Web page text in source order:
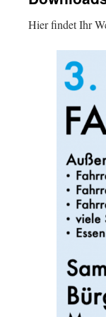
Hier findet Ihr